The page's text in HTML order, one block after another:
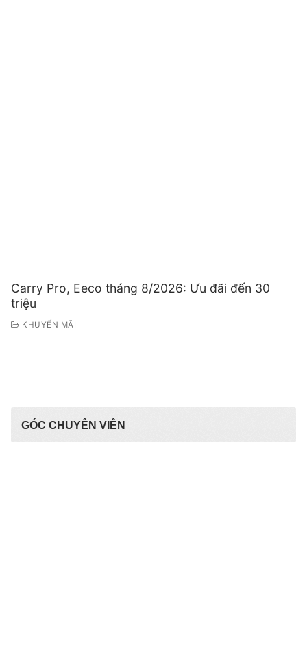
Carry Pro, Eeco tháng 8/2026: Ưu đãi đến 30
triệu
KHUYẾN MÃI
GÓC CHUYÊN VIÊN